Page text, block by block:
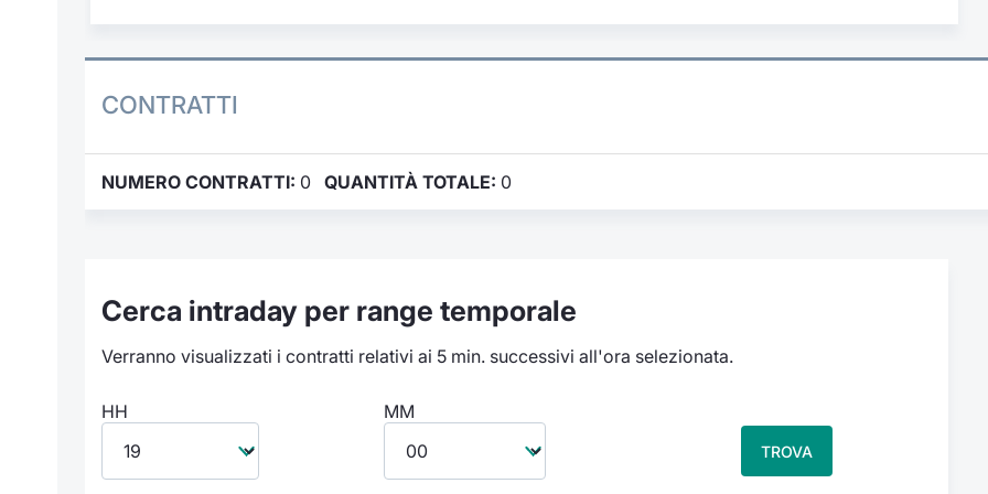
CONTRATTI
NUMERO CONTRATTI: 0 QUANTITÀ TOTALE: 0
Cerca intraday per range temporale
Verranno visualizzati i contratti relativi ai 5 min. successivi all'ora selezionata.
HH MM
TROVA